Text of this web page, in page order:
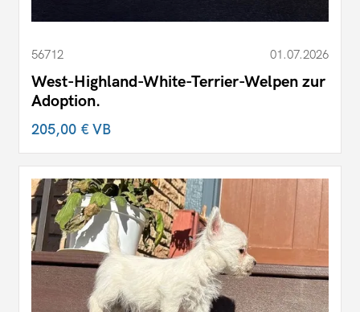
56712 01.07.2026
West-Highland-White-Terrier-Welpen zur
Adoption.
205,00 €VB